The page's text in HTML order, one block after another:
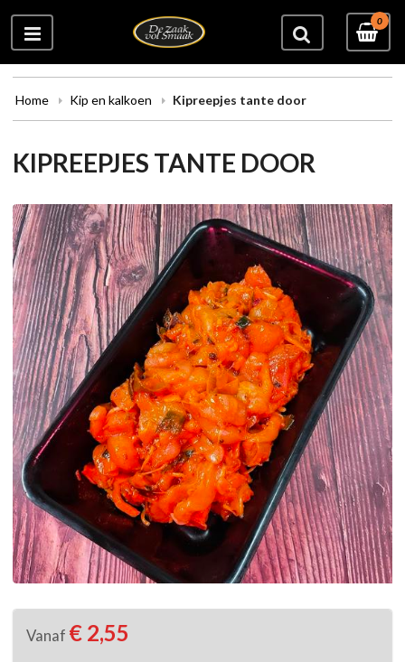
0
Home Kip en kalkoen Kipreepjes tante door
KIPREEPJES TANTE DOOR
Vanaf € 2,55